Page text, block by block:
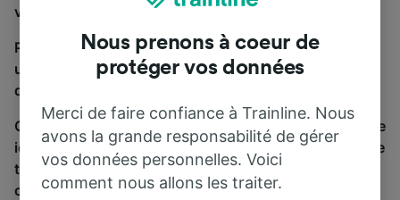
vous êtes au bon endroit.
Pour trouver des billets de bus, lancez simplement
une recherche ci-dessus. Nous comparons les temps
de trajets et les prix des voyages, en train et en bus.
Qu’importe votre destination, votre voyage commence
ici. Nous collaborons avec plus de 170 compagnies de
train et de bus. Consultez et achetez vos billets sur
cette page.
Nous prenons à coeur de
protéger vos données
Merci de faire confiance à Trainline. Nous
avons la grande responsabilité de gérer
vos données personnelles. Voici
comment nous allons les traiter.